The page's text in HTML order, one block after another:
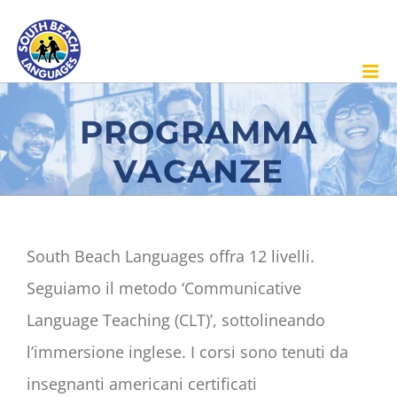
content
PROGRAMMA
VACANZE
South Beach Languages offra 12 livelli.
Seguiamo il metodo ‘Communicative
Language Teaching (CLT)’, sottolineando
l’immersione inglese. I corsi sono tenuti da
insegnanti americani certificati